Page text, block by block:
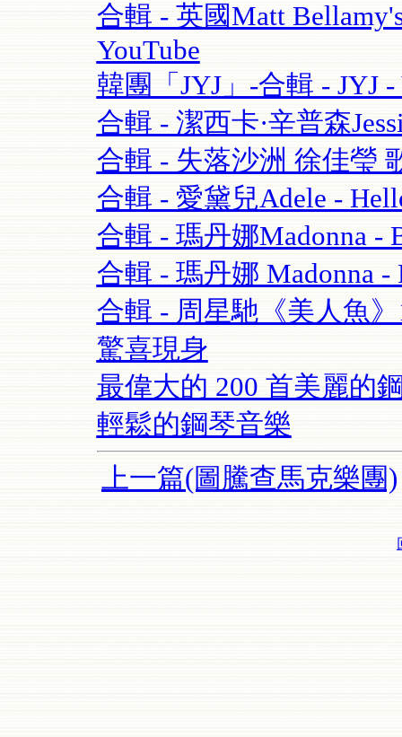
合輯 - 英國Matt
YouTube
韓團「JYJ」-合輯 - JYJ -
合輯 - 潔西卡·辛普森
合輯 - 失落沙洲 徐佳瑩
合輯 - 愛黛兒Adele -
合輯 - 瑪丹娜Madonna -
合輯 - 瑪丹娜 Madonna -
合輯 - 周星馳《美人魚
驚喜現身
最偉大的 200 首美麗的
輕鬆的鋼琴音樂
上一篇(圖騰查馬克樂團)